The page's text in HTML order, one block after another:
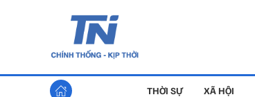
THỜI SỰ XÃ HỘI